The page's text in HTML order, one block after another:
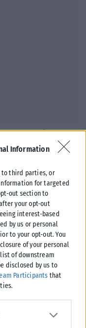
Information
to third parties, or
for targeted
out section to
your opt-out
interest-based
by us or personal
to your opt-out. You
of your personal
of downstream
disclosed by us to
Participants that
or more Google
including but not
για εμπλοκή στον
φονικής...